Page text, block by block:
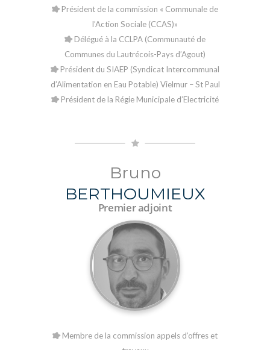
Président de la commission « Communale de
l’Action Sociale (CCAS)»
Délégué à la CCLPA (Communauté de
Communes du Lautrécois-Pays d’Agout)
Président du SIAEP (Syndicat Intercommunal
d’Alimentation en Eau Potable) Vielmur – St Paul
Président de la Régie Municipale d’Electricité
Bruno
BERTHOUMIEUX
Premier adjoint
Membre de la commission appels d’offres et